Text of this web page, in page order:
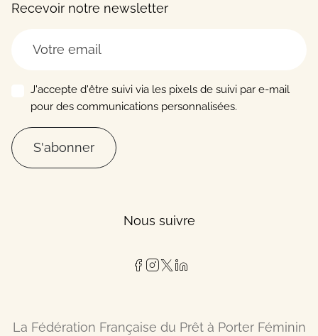
Recevoir notre newsletter
J'accepte d'être suivi via les pixels de suivi par e-mail
pour des communications personnalisées.
S'abonner
Nous suivre
La Fédération Française du Prêt à Porter Féminin